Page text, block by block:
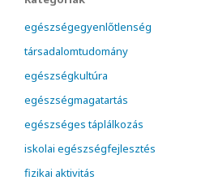
egészségegyenlőtlenség
társadalomtudomány
egészségkultúra
egészségmagatartás
egészséges táplálkozás
iskolai egészségfejlesztés
fizikai aktivitás